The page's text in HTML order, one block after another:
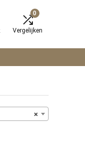
0
Vergelijken
×